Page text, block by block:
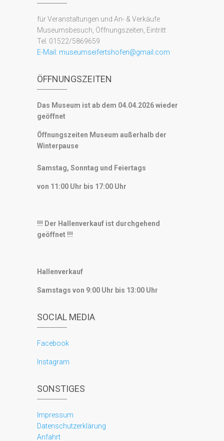
für Veranstaltungen und An- & Verkäufe
Museumsbesuch, Öffnungszeiten, Eintritt
Tel. 01522/5869659
E-Mail: museumseifertshofen@gmail.com
ÖFFNUNGSZEITEN
Das Museum ist ab dem 04.04.2026 wieder
geöffnet
Öffnungszeiten Museum außerhalb der
Winterpause
Samstag, Sonntag und Feiertags
von 11:00 Uhr bis 17:00 Uhr
!!! Der Hallenverkauf ist durchgehend
geöffnet !!!
Hallenverkauf
Samstags von 9:00 Uhr bis 13:00 Uhr
SOCIAL MEDIA
Facebook
Instagram
SONSTIGES
Impressum
Datenschutzerklärung
Anfahrt